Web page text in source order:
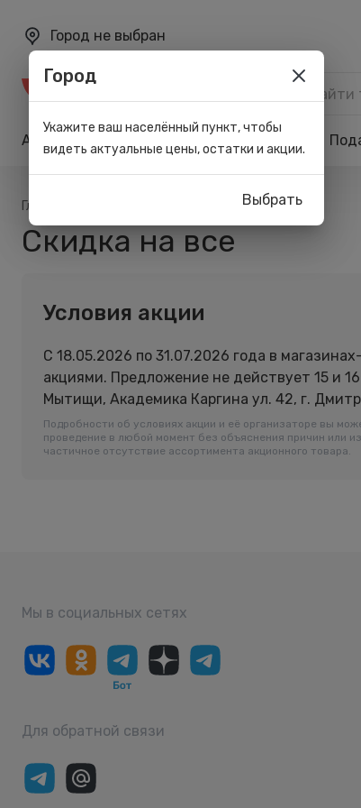
Город не выбран
Акции Карта лояльности
Главная Скидка на все
Скидка на все
Условия акции
С 18.05.2026 по 31.07.2026 года в
акциями. Предложение не действует 15 и
Мытищи, Академика Каргина ул. 42, г.
Подробности об условиях акции и её организаторе вы
проведение в любой момент без объяснения причин или
частичное отсутствие ассортимента акционного товара.
Мы в социальных сетях
Для обратной связи
Город
Укажите ваш населённый пункт, чтобы
видеть актуальные цены, остатки и акции.
Выбрать